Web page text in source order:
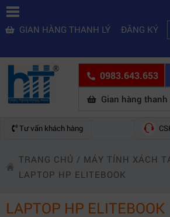
GIAN HÀNG THANH LÝ ĐĂNG KÝ
0983.643.653
Gian hàng thanh
Tư vấn khách hàng
TRANG CHỦ / MÁY TÍNH XÁCH
LAPTOP HP ELITEBOOK
LAPTOP HP ELITEBOOK